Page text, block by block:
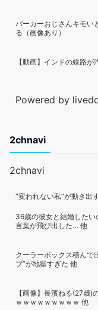
パーカーおじさんキモ
る（画像あり）
【動画】インドの線路が
Powered by
2chnavi
2chnavi
“変われない私”が動き出
36歳の彼女と結婚した
言葉が飛び出した… 他
クーラーボックス積ん
ブ”が地獄すぎた 他
【画像】長濱ねる(27歳
ｗｗｗｗｗｗｗｗｗ 他